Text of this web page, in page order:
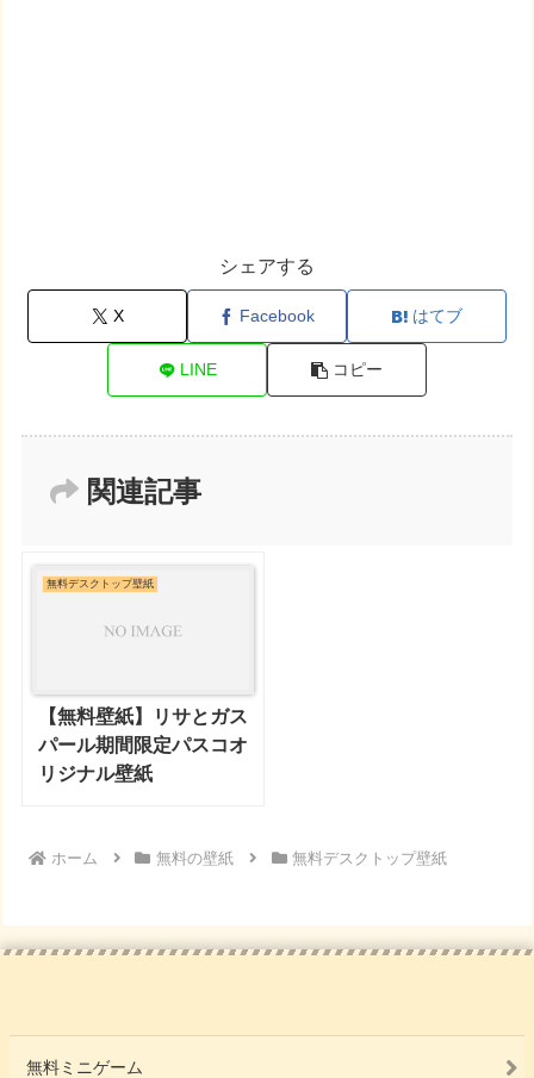
シェアする
X Facebook はてブ
LINE コピー
関連記事
無料デスクトップ壁紙
【無料壁紙】リサとガス
パール期間限定パスコオ
リジナル壁紙
ホーム 無料の壁紙 無料デスクトップ壁紙
無料ミニゲーム